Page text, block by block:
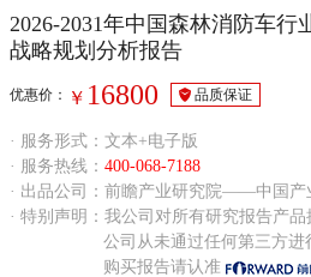
2026-2031年中国森林消防车行
战略规划分析报告
优惠价： ￥ 16800 品质保证
· 服务形式：文本+电子版
· 服务热线： 400-068-7188
· 出品公司：前瞻产业研究院——中国产
· 特别声明：我公司对所有研究报告产
公司从未通过任何第三方进行
购买报告请认准